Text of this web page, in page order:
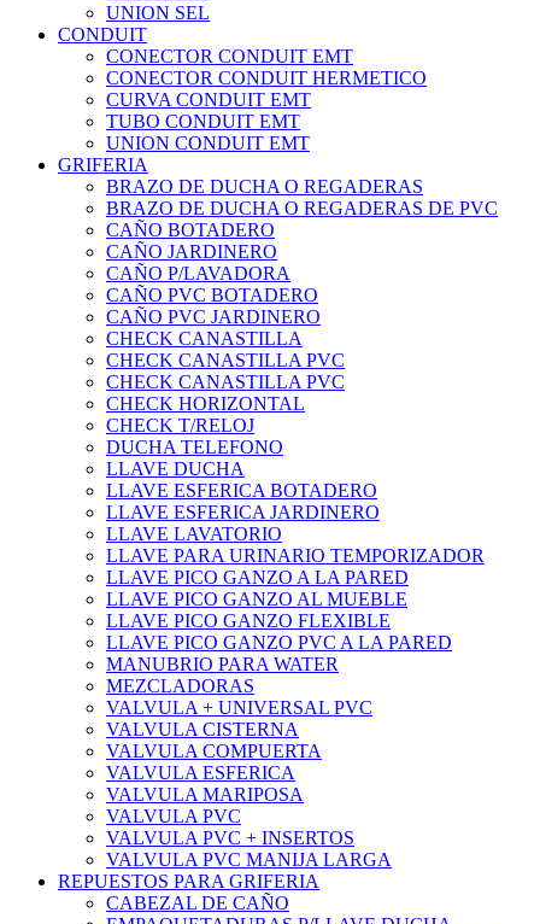
UNION SEL
CONDUIT
CONECTOR CONDUIT EMT
CONECTOR CONDUIT HERMETICO
CURVA CONDUIT EMT
TUBO CONDUIT EMT
UNION CONDUIT EMT
GRIFERIA
BRAZO DE DUCHA O REGADERAS
BRAZO DE DUCHA O REGADERAS DE PVC
CAÑO BOTADERO
CAÑO JARDINERO
CAÑO P/LAVADORA
CAÑO PVC BOTADERO
CAÑO PVC JARDINERO
CHECK CANASTILLA
CHECK CANASTILLA PVC
CHECK CANASTILLA PVC
CHECK HORIZONTAL
CHECK T/RELOJ
DUCHA TELEFONO
LLAVE DUCHA
LLAVE ESFERICA BOTADERO
LLAVE ESFERICA JARDINERO
LLAVE LAVATORIO
LLAVE PARA URINARIO TEMPORIZADOR
LLAVE PICO GANZO A LA PARED
LLAVE PICO GANZO AL MUEBLE
LLAVE PICO GANZO FLEXIBLE
LLAVE PICO GANZO PVC A LA PARED
MANUBRIO PARA WATER
MEZCLADORAS
VALVULA + UNIVERSAL PVC
VALVULA CISTERNA
VALVULA COMPUERTA
VALVULA ESFERICA
VALVULA MARIPOSA
VALVULA PVC
VALVULA PVC + INSERTOS
VALVULA PVC MANIJA LARGA
REPUESTOS PARA GRIFERIA
CABEZAL DE CAÑO